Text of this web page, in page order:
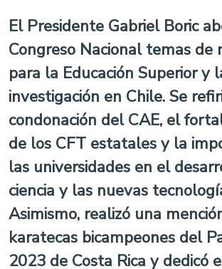
El Presidente Gabriel Boric
Congreso Nacional temas de
para la Educación Superior y
investigación en Chile. Se
condonación del CAE, el
de los CFT estatales y la
las universidades en el
ciencia y las nuevas
Asimismo, realizó una
karatecas bicampeones del
2023 de Costa Rica y dedicó